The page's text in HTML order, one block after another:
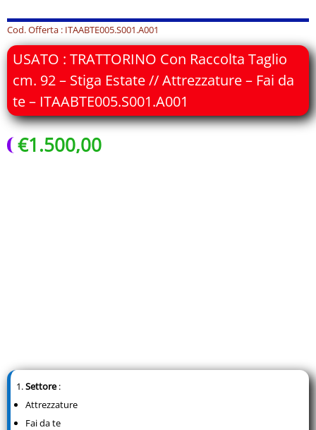
Cod. Offerta : ITAABTE005.S001.A001
USATO : TRATTORINO Con Raccolta Taglio
cm. 92 – Stiga Estate // Attrezzature – Fai da
te – ITAABTE005.S001.A001
€1.500,00
Settore:
Attrezzature
Fai da te